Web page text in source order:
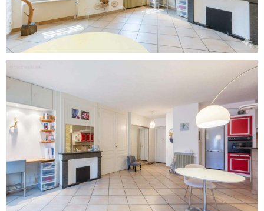
- DPE : D
Mentions légales :
Les données figurant dans cette annonce sont fournies à
titre indicatif et ne sauraient se substituer aux documents
officiels, certificats ou rapports techniques émis par les
autorités compétentes. Pour consulter les cartographies
officielles, les périmètres d'aléas, les servitudes, les
données cadastrales ou le plan local d'urbanisme, rendez-
vous sur www.georisques.gouv.fr. Il est recommandé
d'effectuer, selon le cas, une vérification complémentaire
par un professionnel (notaire, diagnostiqueur, bureau